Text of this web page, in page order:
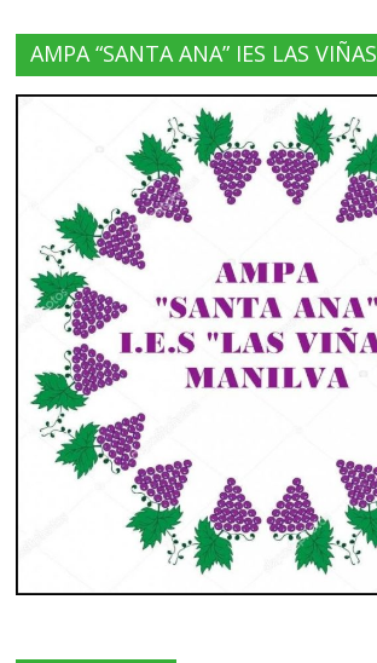
AMPA “SANTA ANA” IES LAS VIÑAS